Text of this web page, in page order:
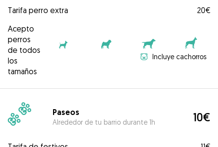
Tarifa perro extra
20€
Acepto
perros
de todos
los
tamaños
Incluye cachorros
Paseos
Alrededor de tu barrio durante 1h 10€